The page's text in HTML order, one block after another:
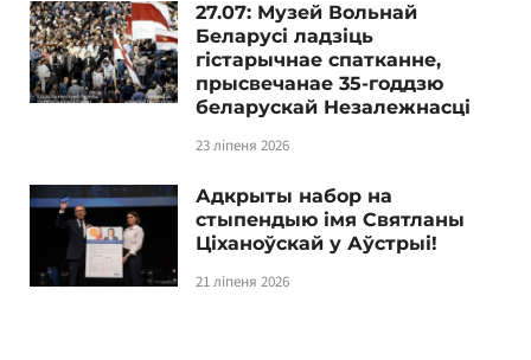
27.07: Музей Вольнай
Беларусі ладзіць
гістарычнае спатканне,
прысвечанае 35-годдзю
беларускай Незалежнасці
23 ліпеня 2026
Адкрыты набор на
стыпендыю імя Святланы
Ціханоўскай у Аўстрыі!
21 ліпеня 2026